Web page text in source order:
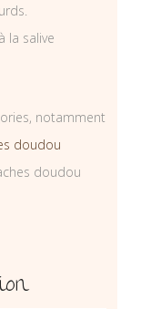
la salive
notamment
doudou
doudou